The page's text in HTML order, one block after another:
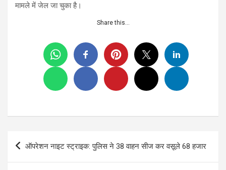
मामले में जेल जा चुका है।
Share this…
Post
navigation
ऑपरेशन नाइट स्ट्राइक: पुलिस ने 38 वाहन सीज कर वसूले 68 हजार